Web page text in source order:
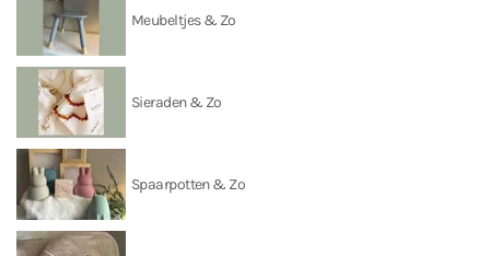
Meubeltjes & Zo
Sieraden & Zo
Spaarpotten & Zo